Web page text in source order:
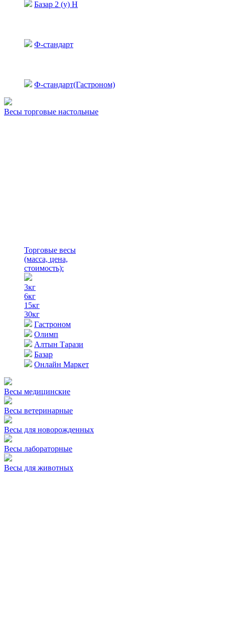
Базар 2 (у) Н
Ф-стандарт
Ф-стандарт(Гастроном)
Весы торговые настольные
Торговые весы
(масса, цена,
стоимость):
3кг
6кг
15кг
30кг
Гастроном
Олимп
Алтын Тарази
Базар
Онлайн Маркет
Весы медицинские
Весы ветеринарные
Весы для новорожденных
Весы лабораторные
Весы для животных